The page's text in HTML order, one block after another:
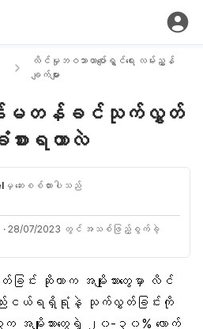
လိင်မှုဘဝသာယာပျော်ရွှင်ရေး လမ်းညွှန်
ချက်များ
ချိန်မတန်ခင်သုက်လွှတ်
စားရတာလဲ
မှ ဆေးစစ်ထားပါသည်
· 28/07/2023 တွင် အသစ်ဖြည့်စွက်ခဲ့
ဆိုတာက အမျိုးသားတွေမှာ လိင်
းငယ်ရရှိရုံနဲ့ သုက်လွှတ်ခြင် းကို
မျိုးသားတွေရဲ့ ၂၀-၃၀% လောက်